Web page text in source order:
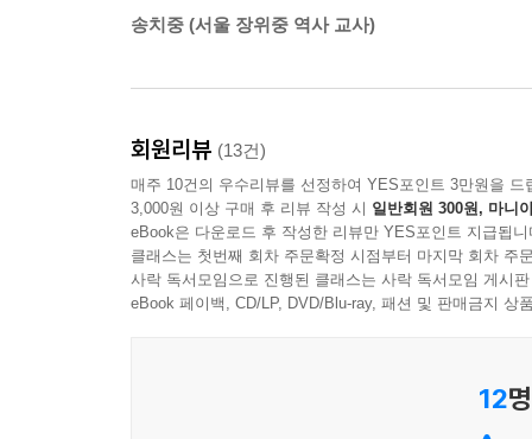
--- p.182
다른 기성 작가에게서도 찾기 힘든 마력을 지니
것이다.
송치중 (서울 장위중 역사 교사)
회원리뷰 (13건)
매주 10건의 우수리뷰를 선정하여 YES포인트 3만원을 드
3,000원 이상 구매 후 리뷰 작성 시 일반회원 300원, 마니
eBook은 다운로드 후 작성한 리뷰만 YES포인트 지급됩니
클래스는 첫번째 회차 주문확정 시점부터 마지막 회차 주
사락 독서모임으로 진행된 클래스는 사락 독서모임 게시
eBook 페이백, CD/LP, DVD/Blu-ray, 패션 및 판매금지 상
12